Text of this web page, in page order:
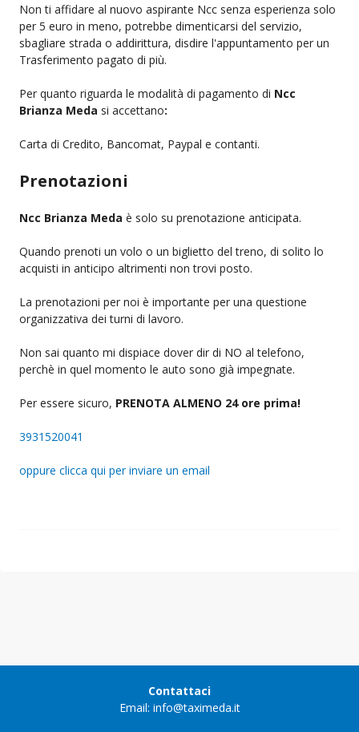
Non ti affidare al nuovo aspirante Ncc senza esperienza solo
per 5 euro in meno, potrebbe dimenticarsi del servizio,
sbagliare strada o addirittura, disdire l'appuntamento per un
Trasferimento pagato di più.
Per quanto riguarda le modalità di pagamento di Ncc
Brianza Meda si accettano:
Carta di Credito, Bancomat, Paypal e contanti.
Prenotazioni
Ncc Brianza Meda è solo su prenotazione anticipata.
Quando prenoti un volo o un biglietto del treno, di solito lo
acquisti in anticipo altrimenti non trovi posto.
La prenotazioni per noi è importante per una questione
organizzativa dei turni di lavoro.
Non sai quanto mi dispiace dover dir di NO al telefono,
perchè in quel momento le auto sono già impegnate.
Per essere sicuro, PRENOTA ALMENO 24 ore prima!
3931520041
oppure clicca qui per inviare un email
Contattaci
Email: info@taximeda.it